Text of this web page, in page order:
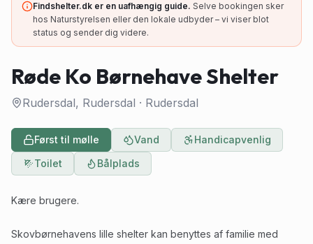
Findshelter.dk er en uafhængig guide. Selve bookingen sker
hos Naturstyrelsen eller den lokale udbyder – vi viser blot
status og sender dig videre.
Røde Ko Børnehave Shelter
Rudersdal, Rudersdal · Rudersdal
Først til mølle Vand
Handicapvenlig
Toilet
Bålplads
Kære brugere.
Skovbørnehavens lille shelter kan benyttes af familie med